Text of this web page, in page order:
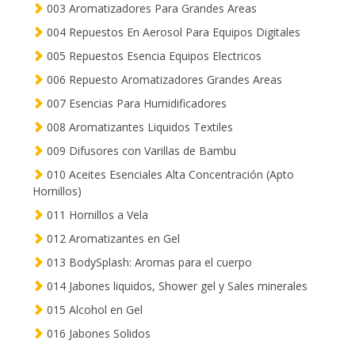
003 Aromatizadores Para Grandes Areas
004 Repuestos En Aerosol Para Equipos Digitales
005 Repuestos Esencia Equipos Electricos
006 Repuesto Aromatizadores Grandes Areas
007 Esencias Para Humidificadores
008 Aromatizantes Liquidos Textiles
009 Difusores con Varillas de Bambu
010 Aceites Esenciales Alta Concentración (Apto
Hornillos)
011 Hornillos a Vela
012 Aromatizantes en Gel
013 BodySplash: Aromas para el cuerpo
014 Jabones liquidos, Shower gel y Sales minerales
015 Alcohol en Gel
016 Jabones Solidos